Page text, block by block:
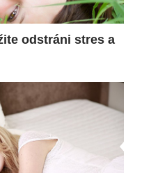
odstráni stres a